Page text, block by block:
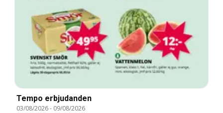
Tempo erbjudanden
03/08/2026- 09/08/2026